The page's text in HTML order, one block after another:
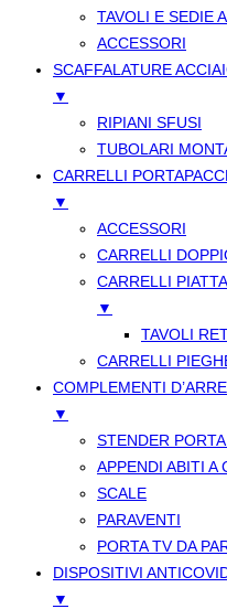
TAVOLI E SEDIE
ACCESSORI
SCAFFALATURE
▼
RIPIANI SFUSI
TUBOLARI
CARRELLI
▼
ACCESSORI
CARRELLI
CARRELLI
▼
TAVOLI
CARRELLI
COMPLEMENTI
▼
STENDER
APPENDI ABITI A
SCALE
PARAVENTI
PORTA TV DA
DISPOSITIVI
▼